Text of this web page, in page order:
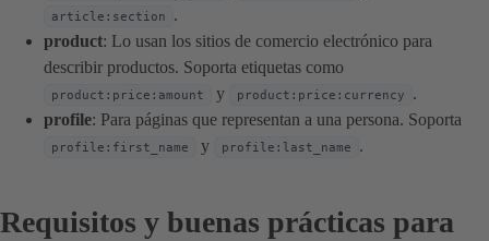
article:section
.
product: Lo usan los sitios de comercio electrónico para
describir productos. Soporta etiquetas como
product:price:amount y product:price:currency
.
profile: Para páginas que representan a una persona. Soporta
profile:first_name y profile:last_name .
Requisitos y buenas prácticas para